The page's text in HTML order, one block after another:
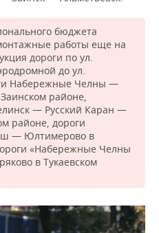
бюджета
работы еще на
дороги по ул.
до ул.
Набережные Челны —
районе,
— Русский Каран —
районе, дороги
— Юлтимерово в
«Набережные Челны
в Тукаевском